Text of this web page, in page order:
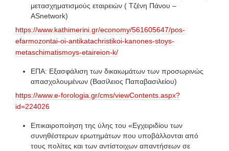
μετασχηματισμούς εταιρειών ( Τζένη Πάνου –
ASnetwork)
https://www.kathimerini.gr/economy/561605647/pos-
efarmozontai-oi-antikatachristikoi-kanones-stoys-
metaschimatismoys-etaireion-k/
ΕΠΑ: Εξασφάλιση των δικαιωμάτων των προσωρινώς
απασχολουμένων (Βασίλειος Παπαβασιλείου)
https://www.e-forologia.gr/cms/viewContents.aspx?
id=224026
Επικαιροποίηση της ύλης του «Εγχειριδίου των
συνηθέστερων ερωτημάτων που υποβάλλονται από
τους πολίτες και των αντίστοιχων απαντήσεων σε